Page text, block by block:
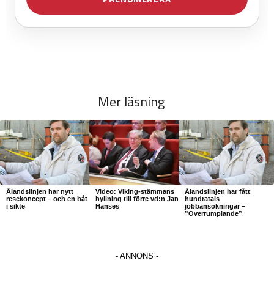
Mer läsning
Ålandslinjen har nytt
resekoncept – och en båt
i sikte
Video: Viking-stämmans
hyllning till förre vd:n Jan
Hanses
Ålandslinjen har fått
hundratals
jobbansökningar –
”Överrumplande”